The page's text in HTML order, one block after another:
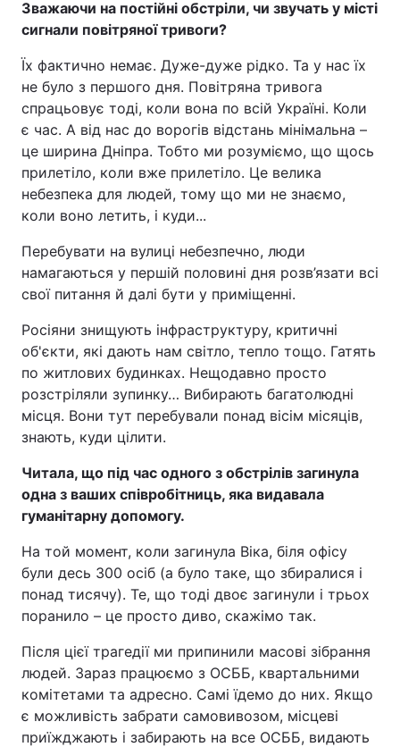
Зважаючи на постійні обстріли, чи звучать у місті
сигнали повітряної тривоги?
Їх фактично немає. Дуже-дуже рідко. Та у нас їх
не було з першого дня. Повітряна тривога
спрацьовує тоді, коли вона по всій Україні. Коли
є час. А від нас до ворогів відстань мінімальна –
це ширина Дніпра. Тобто ми розуміємо, що щось
прилетіло, коли вже прилетіло. Це велика
небезпека для людей, тому що ми не знаємо,
коли воно летить, і куди...
Перебувати на вулиці небезпечно, люди
намагаються у першій половині дня розв’язати всі
свої питання й далі бути у приміщенні.
Росіяни знищують інфраструктуру, критичні
об'єкти, які дають нам світло, тепло тощо. Гатять
по житлових будинках. Нещодавно просто
розстріляли зупинку… Вибирають багатолюдні
місця. Вони тут перебували понад вісім місяців,
знають, куди цілити.
Читала, що під час одного з обстрілів загинула
одна з ваших співробітниць, яка видавала
гуманітарну допомогу.
На той момент, коли загинула Віка, біля офісу
були десь 300 осіб (а було таке, що збиралися і
понад тисячу). Те, що тоді двоє загинули і трьох
поранило – це просто диво, скажімо так.
Після цієї трагедії ми припинили масові зібрання
людей. Зараз працюємо з ОСББ, квартальними
комітетами та адресно. Самі їдемо до них. Якщо
є можливість забрати самовивозом, місцеві
приїжджають і забирають на все ОСББ, видають